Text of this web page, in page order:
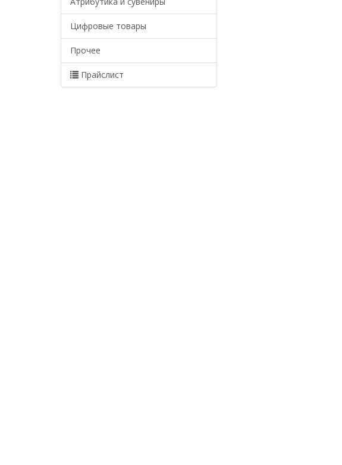
Цифровые товары
Прочее
Прайслист